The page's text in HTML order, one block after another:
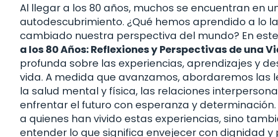
Al llegar a los 80 años, muchos se encuentran en
autodescubrimiento. ¿Qué hemos aprendido a lo
cambiado nuestra perspectiva del mundo? En
a los 80 Años: Reflexiones y Perspectivas de una
profunda sobre las experiencias, aprendizajes y
vida. A medida que avanzamos, abordaremos
la salud mental y física, las relaciones
enfrentar el futuro con esperanza y
a quienes han vivido estas experiencias, sino
entender lo que significa envejecer con dignidad y